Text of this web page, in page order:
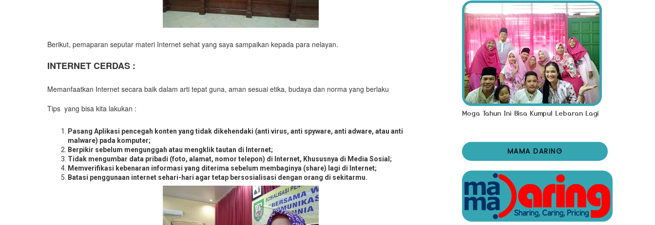
Berikut, pemaparan seputar materi Internet sehat yang saya sampaikan kepada para nelayan.
INTERNET CERDAS :
Memanfaatkan Internet secara baik dalam arti tepat guna, aman sesuai etika, budaya dan norma yang berlaku
Tips yang bisa kita lakukan :
Pasang Aplikasi pencegah konten yang tidak dikehendaki (anti virus, anti spyware, anti adware, atau anti
malware) pada komputer;
Berpikir sebelum mengunggah atau mengklik tautan di Internet;
Tidak mengumbar data pribadi (foto, alamat, nomor telepon) di Internet, Khususnya di Media Sosial;
Memverifikasi kebenaran informasi yang diterima sebelum membaginya (share) lagi di Internet;
Batasi penggunaan internet sehari-hari agar tetap bersosialisasi dengan orang di sekitarmu.
Moga Tahun Ini Bisa Kumpul Lebaran Lagi
MAMA DARING